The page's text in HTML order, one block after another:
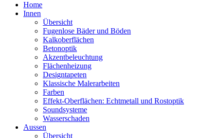
Home
Innen
Übersicht
Fugenlose Bäder und Böden
Kalkoberflächen
Betonoptik
Akzentbeleuchtung
Flächenheizung
Designtapeten
Klassische Malerarbeiten
Farben
Effekt-Oberflächen: Echtmetall und Rostoptik
Soundsysteme
Wasserschaden
Aussen
Übersicht